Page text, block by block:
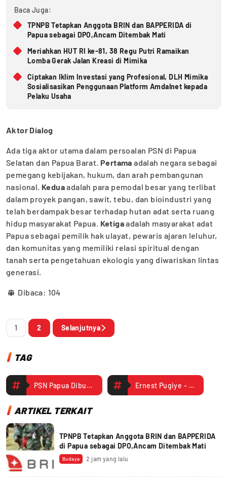
Baca Juga:
TPNPB Tetapkan Anggota BRIN dan BAPPERIDA di
Papua sebagai DPO,Ancam Ditembak Mati
Meriahkan HUT RI ke-81, 38 Regu Putri Ramaikan
Lomba Gerak Jalan Kreasi di Mimika
Ciptakan Iklim Investasi yang Profesional, DLH Mimika
Sosialisasikan Penggunaan Platform Amdalnet kepada
Pelaku Usaha
Aktor Dialog
Ada tiga aktor utama dalam persoalan PSN di Papua
Selatan dan Papua Barat. Pertamaadalah negara sebagai
pemegang kebijakan, hukum, dan arah pembangunan
nasional. Keduaadalah para pemodal besar yang terlibat
dalam proyek pangan, sawit, tebu, dan bioindustri yang
telah berdampak besar terhadap hutan adat serta ruang
hidup masyarakat Papua. Ketigaadalah masyarakat adat
Papua sebagai pemilik hak ulayat, pewaris ajaran leluhur,
dan komunitas yang memiliki relasi spiritual dengan
tanah serta pengetahuan ekologis yang diwariskan lintas
generasi.
Dibaca: 104
1 2 Selanjutnya
TAG
PSN Papua Dibutuhkan Dialog Segitiga Ernest Pugiye - Penulis adalah Guru pada SMAN 1 Dogiyai
ARTIKEL TERKAIT
TPNPB Tetapkan Anggota BRIN dan BAPPERIDA
di Papua sebagai DPO,Ancam Ditembak Mati
Budaya 2 jam yang lalu